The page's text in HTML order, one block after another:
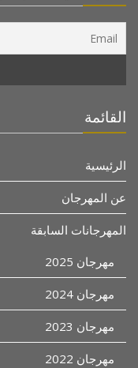
القائمة
الرئيسية
عن المهرجان
المهرجانات السابقة
مهرجان 2025
مهرجان 2024
مهرجان 2023
مهرجان 2022